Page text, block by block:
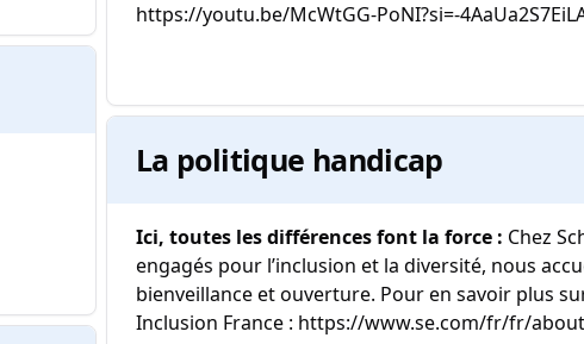
https://youtu.be/McWtGG-PoNI?si=-
La politique handicap
Ici, toutes les différences font la force : Chez
engagés pour l’inclusion et la diversité, nous
bienveillance et ouverture. Pour en savoir plus
Inclusion France : https://www.se.com/fr/fr/